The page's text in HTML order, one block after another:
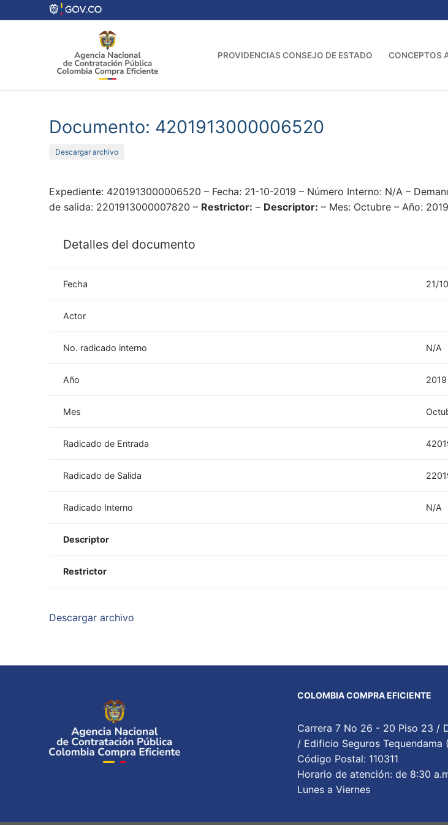
al
PROVIDENCIAS CONSEJO DE ESTADO CONCEPTOS
Documento: 4201913000006520
Descargar archivo
Expediente: 4201913000006520 – Fecha: 21-10-2019 – Número Interno: N/A –
de salida: 2201913000007820 – Restrictor: – Descriptor: – Mes: Octubre – Año: 2019
Detalles del documento
Fecha 21/
Actor
No. radicado interno N/A
Año 2019
Mes
Radicado de Entrada
Radicado de Salida
Radicado Interno N/A
Descriptor
Restrictor
Descargar archivo
COLOMBIA COMPRA EFICIENTE
Carrera 7 No 26 - 20 Piso 23 /
/ Edificio Seguros Tequendama
Código Postal: 110311
Horario de atención: de 8:30
Lunes a Viernes